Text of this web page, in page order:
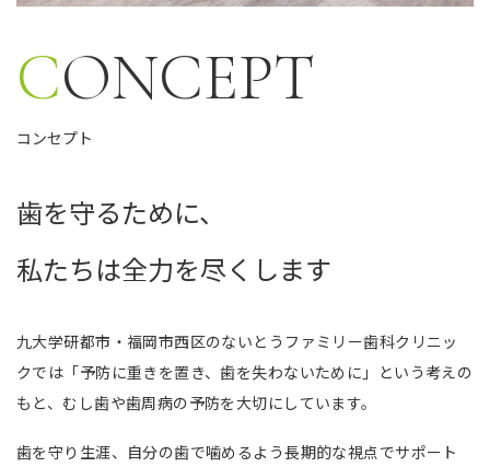
CONCEPT
コンセプト
歯を守るために、
私たちは全力を尽くします
九大学研都市・福岡市西区のないとうファミリー歯科クリニッ
クでは「予防に重きを置き、歯を失わないために」という考えの
もと、むし歯や歯周病の予防を大切にしています。
歯を守り生涯、自分の歯で噛めるよう長期的な視点でサポート